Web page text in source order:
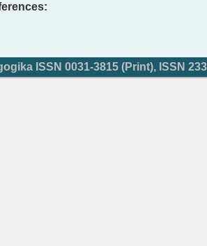
ISSN 0031-3815 (Print), ISSN